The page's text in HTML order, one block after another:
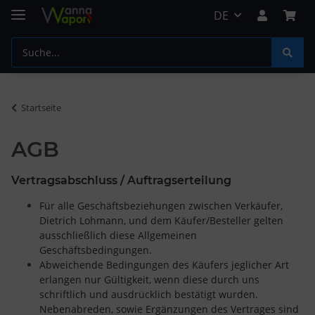
DE
Startseite
AGB
Vertragsabschluss / Auftragserteilung
Für alle Geschäftsbeziehungen zwischen Verkäufer,
Dietrich Lohmann, und dem Käufer/Besteller gelten
ausschließlich diese Allgemeinen
Geschäftsbedingungen.
Abweichende Bedingungen des Käufers jeglicher Art
erlangen nur Gültigkeit, wenn diese durch uns
schriftlich und ausdrücklich bestätigt wurden.
Nebenabreden, sowie Ergänzungen des Vertrages sind